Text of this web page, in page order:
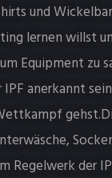
und
lernen willst
Equipment zu
anerkannt
Regelwerk der